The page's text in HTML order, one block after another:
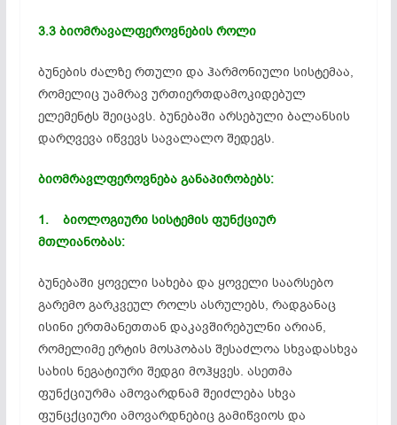
3.3 ბიომრავალფეროვნების როლი
ბუნების ძალზე რთული და ჰარმონიული სისტემაა,
რომელიც უამრავ ურთიერთდამოკიდებულ
ელემენტს შეიცავს. ბუნებაში არსებული ბალანსის
დარღვევა იწვევს სავალალო შედეგს.
ბიომრავლფეროვნებაგანაპირობებს:
1. ბიოლოგიური სისტემის ფუნქციურ
მთლიანობას:
ბუნებაში ყოველი სახება და ყოველი საარსებო
გარემო გარკვეულ როლს ასრულებს, რადგანაც
ისინი ერთმანეთთან დაკავშირებულნი არიან,
რომელიმე ერტის მოსპობას შესაძლოა სხვადასხვა
სახის ნეგატიური შედგი მოჰყვეს. ასეთმა
ფუნქციურმა ამოვარდნამ შეიძლება სხვა
ფუნცქციური ამოვარდნებიც გამიწვიოსდა